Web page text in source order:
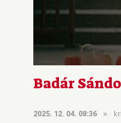
Badár
2025. 12. 04. 08:36»